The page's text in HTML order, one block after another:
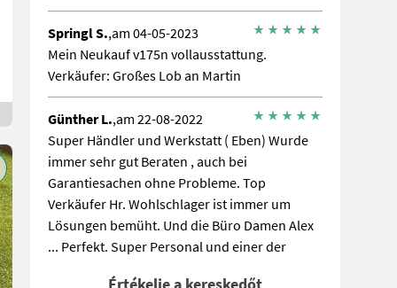
Springl S.,am 04-05-2023
Mein Neukauf v175n vollausstattung.
Verkäufer: Großes Lob an Martin
Günther L.,am 22-08-2022
Super Händler und Werkstatt ( Eben) Wurde
immer sehr gut Beraten , auch bei
Garantiesachen ohne Probleme. Top
Verkäufer Hr. Wohlschlager ist immer um
Lösungen bemüht. Und die Büro Damen Alex
... Perfekt. Super Personal und einer der